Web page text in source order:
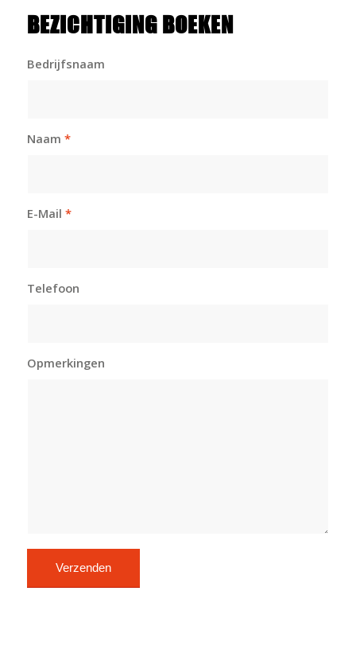
BEZICHTIGING BOEKEN
Bedrijfsnaam
Naam *
E-Mail *
Telefoon
Opmerkingen